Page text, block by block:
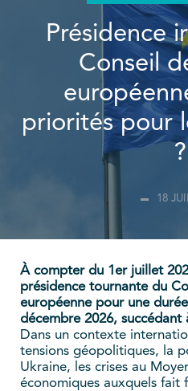
Présidence
Conseil
priorités pour
?
18
À compter du 1er juillet
présidence tournante du
européenne pour une
décembre 2026, succédant
Dans un contexte
tensions géopolitiques, la
Ukraine, les crises au
économiques auxquels fait